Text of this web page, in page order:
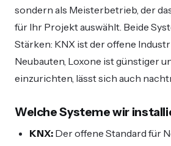
sondern als Meisterbetrieb, der
für Ihr Projekt auswählt. Beide
Stärken: KNX ist der offene
Neubauten, Loxone ist günstiger
einzurichten, lässt sich auch
Welche Systeme wir
KNX: Der offene Standard für